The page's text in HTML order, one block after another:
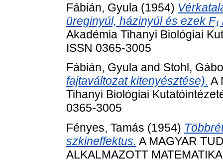
Fábián, Gyula (1954)
üreginyúl, házinyúl és ezek
Akadémia Tihanyi Biológiai
ISSN 0365-3005
Fábián, Gyula and Stohl,
fajtaváltozat kitenyésztése). A
Tihanyi Biológiai
0365-3005
Fényes, Tamás (1954)
szkineffektus. A MAGYAR
ALKALMAZOTT